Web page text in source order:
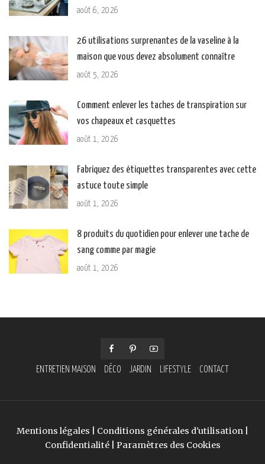
août 6, 2026
26 utilisations surprenantes de la vaseline à la
maison que vous devez absolument connaître
août 5, 2026
Comment enlever les taches de transpiration sur
vos chapeaux et casquettes
août 1, 2026
Fabriquez des étiquettes transparentes avec cette
astuce toute simple
août 1, 2026
8 produits du quotidien pour enlever une tache de
sang comme par magie
août 1, 2026
ENTRETIEN MAISON DÉCO JARDIN LIFESTYLE CONTACT
Mentions légales Conditions générales d'utilisation
Confidentialité| Paramètres des Cookies